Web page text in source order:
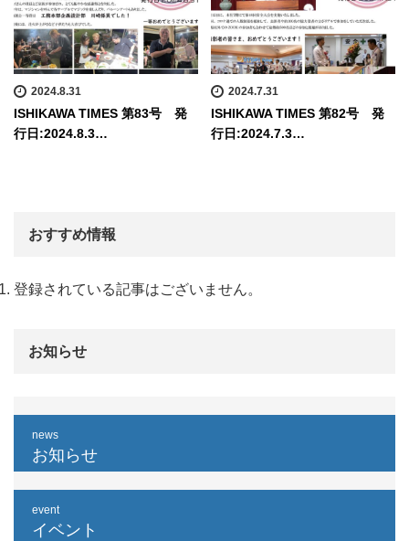
2024.8.31
ISHIKAWA TIMES 第83号 発
行日:2024.8.3…
2024.7.31
ISHIKAWA TIMES 第82号 発
行日:2024.7.3…
おすすめ情報
登録されている記事はございません。
お知らせ
news
お知らせ
event
イベント